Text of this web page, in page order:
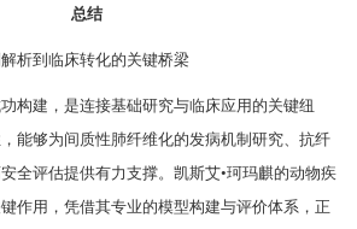
总结
析到临床转化的关键桥梁
构建，是连接基础研究与临床应用的关键纽
能够为间质性肺纤维化的发病机制研究、抗纤
全评估提供有力支撑。凯斯艾•珂玛麒的动物疾
作用，凭借其专业的模型构建与评价体系，正